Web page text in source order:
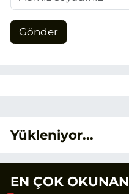
Gönder
Yükleniyor...
EN ÇOK